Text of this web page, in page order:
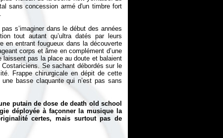
sans concession armé d'un timbre fort
s’imaginer dans le début des années
tout autant qu’ultra datés par leurs
en entrant fougueux dans la découverte
corps et âme en complément d’une
pas la place au doute et balaient
Se sachant débordés sur le
Frappe chirurgicale en dépit de cette
basse claquante qui n’est pas sans
putain de dose de death old school
déployée à façonner la musique la
certes, mais surtout pas de